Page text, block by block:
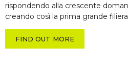
rispondendo alla crescente
creando così la prima grande
FIND OUT MORE